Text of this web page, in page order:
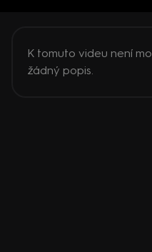
K tomuto videu není
žádný popis.